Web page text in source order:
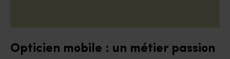
Opticien mobile : un métier passion